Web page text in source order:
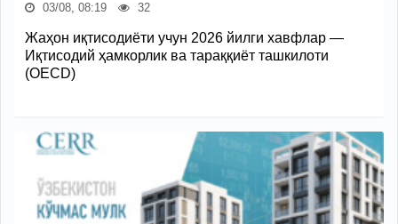
03/08, 08:19 32
Жаҳон иқтисодиёти учун 2026 йилги хавфлар —
Иқтисодий ҳамкорлик ва тараққиёт ташкилоти
(OECD)